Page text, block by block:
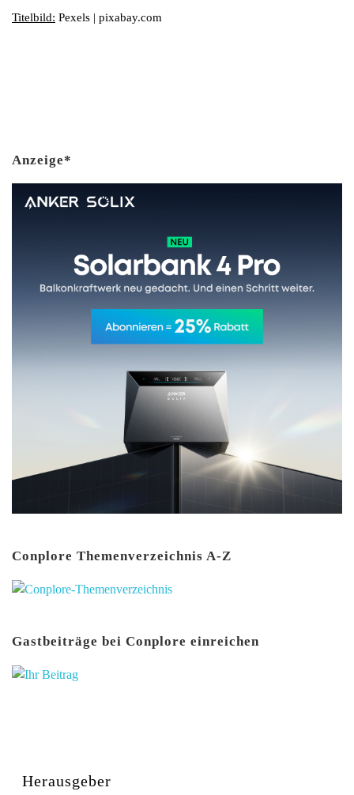
Titelbild: Pexels | pixabay.com
Anzeige*
Conplore Themenverzeichnis A-Z
Gastbeiträge bei Conplore einreichen
Herausgeber